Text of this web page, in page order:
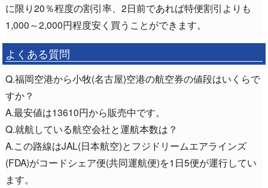
に限り20％程度の割引率、2日前であれば特便割引よりも
1,000～2,000円程度安く買うことができます。
よくある質問
Q.福岡空港から小牧(名古屋)空港の航空券の値段はいくらで
すか？
A.最安値は13610円から販売中です。
Q.就航している航空会社と運航本数は？
A.この路線はJAL(日本航空)とフジドリームエアラインズ
(FDA)がコードシェア便(共同運航便)を1日5便が運行してい
ます。